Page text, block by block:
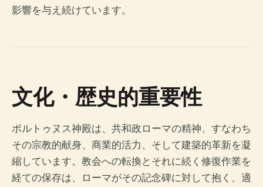
影響を与え続けています。
文化・歴史的重要性
ポルトゥヌス神殿は、共和政ローマの精神、すなわち
その宗教的献身、商業的活力、そして建築的革新を凝
縮しています。教会への転換とそれに続く修復作業を
経ての保存は、ローマがその記念碑に対して抱く、適